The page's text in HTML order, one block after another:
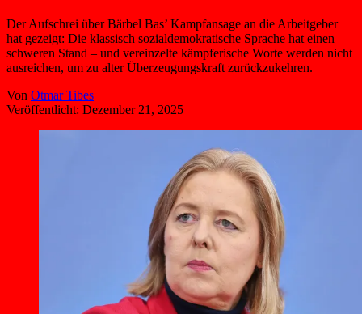
Der Aufschrei über Bärbel Bas’ Kampfansage an die Arbeitgeber
hat gezeigt: Die klassisch sozialdemokratische Sprache hat einen
schweren Stand – und vereinzelte kämpferische Worte werden nicht
ausreichen, um zu alter Überzeugungskraft zurückzukehren.
Von Otmar Tibes
Veröffentlicht: Dezember 21, 2025